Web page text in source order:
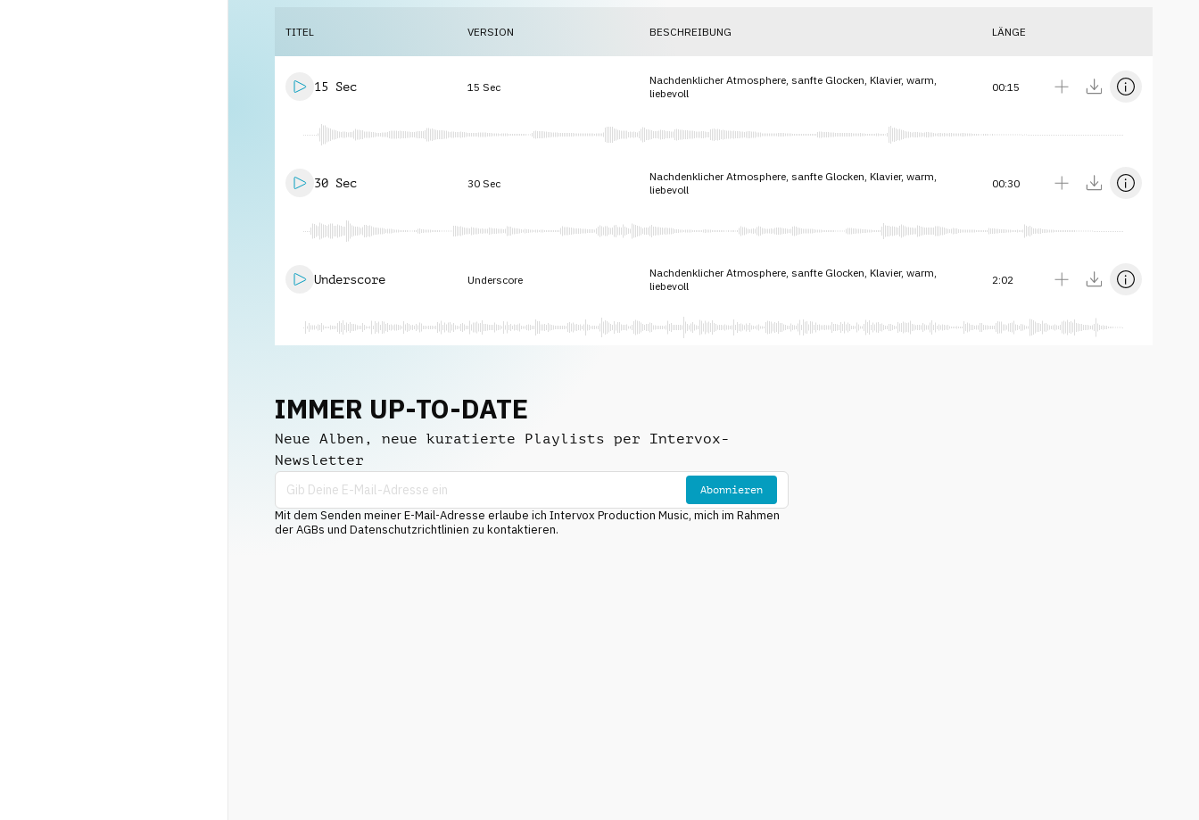
TITEL VERSION BESCHREIBUNG LÄNGE
15 Sec 15 Sec
Nachdenklicher Atmosphere, sanfte Glocken, Klavier, warm,
liebevoll
00:15
30 Sec 30 Sec
Nachdenklicher Atmosphere, sanfte Glocken, Klavier, warm,
liebevoll
00:30
Underscore Underscore
Nachdenklicher Atmosphere, sanfte Glocken, Klavier, warm,
liebevoll
2:02
IMMER UP-TO-DATE
Neue Alben, neue kuratierte Playlists per Intervox-
Newsletter
Abonnieren
Mit dem Senden meiner E-Mail-Adresse erlaube ich Intervox Production Music, mich im Rahmen
der AGBs und Datenschutzrichtlinien zu kontaktieren.